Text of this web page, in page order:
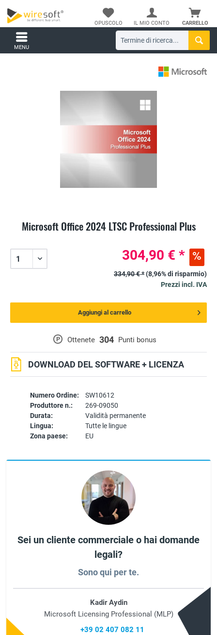
CARRELLO
OPUSCOLO IL MIO CONTO
MENU
Microsoft Office 2024 LTSC Professional Plus
Numero Ordine:
SW10612
Produttore n.:
269-09050
Durata:
Validità permanente
Lingua:
Tutte le lingue
Zona paese:
EU
P Ottenete 304 Punti bonus
DOWNLOAD DEL SOFTWARE + LICENZA
304,90 € *
334,90 € *(8,96% di risparmio)
Prezzi incl. IVA
Aggiungi al carrello
Sei un cliente commerciale o hai domande
legali?
Sono qui per te.
Kadir Aydin
Microsoft Licensing Professional (MLP)
+39 02 407 082 11